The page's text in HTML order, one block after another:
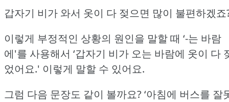
갑자기 비가 와서 옷이 다 젖으면 많이 불편하겠죠
이렇게 부정적인 상황의 원인을 말할 때 ‘-는 바람
에'를 사용해서 ‘갑자기 비가 오는 바람에 옷이 다
었어요.' 이렇게 말할 수 있어요.
그럼 다음 문장도 같이 볼까요?‘아침에 버스를 잘